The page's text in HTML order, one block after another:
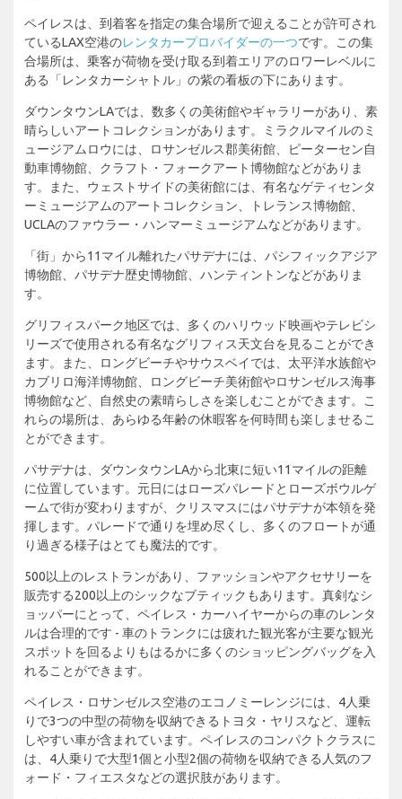
ペイレスは、到着客を指定の集合場所で迎えることが許可され
ているLAX空港のレンタカープロバイダーの一つです。この集
合場所は、乗客が荷物を受け取る到着エリアのロワーレベルに
ある「レンタカーシャトル」の紫の看板の下にあります。
ダウンタウンLAでは、数多くの美術館やギャラリーがあり、素
晴らしいアートコレクションがあります。ミラクルマイルのミ
ュージアムロウには、ロサンゼルス郡美術館、ピーターセン自
動車博物館、クラフト・フォークアート博物館などがありま
す。また、ウェストサイドの美術館には、有名なゲティセンタ
ーミュージアムのアートコレクション、トレランス博物館、
UCLAのファウラー・ハンマーミュージアムなどがあります。
「街」から11マイル離れたパサデナには、パシフィックアジア
博物館、パサデナ歴史博物館、ハンティントンなどがありま
す。
グリフィスパーク地区では、多くのハリウッド映画やテレビシ
リーズで使用される有名なグリフィス天文台を見ることができ
ます。また、ロングビーチやサウスベイでは、太平洋水族館や
カブリロ海洋博物館、ロングビーチ美術館やロサンゼルス海事
博物館など、自然史の素晴らしさを楽しむことができます。こ
れらの場所は、あらゆる年齢の休暇客を何時間も楽しませるこ
とができます。
パサデナは、ダウンタウンLAから北東に短い11マイルの距離
に位置しています。元日にはローズパレードとローズボウルゲ
ームで街が変わりますが、クリスマスにはパサデナが本領を発
揮します。パレードで通りを埋め尽くし、多くのフロートが通
り過ぎる様子はとても魔法的です。
500以上のレストランがあり、ファッションやアクセサリーを
販売する200以上のシックなブティックもあります。真剣なシ
ョッパーにとって、ペイレス・カーハイヤーからの車のレンタ
ルは合理的です - 車のトランクには疲れた観光客が主要な観光
スポットを回るよりもはるかに多くのショッピングバッグを入
れることができます。
ペイレス・ロサンゼルス空港のエコノミーレンジには、4人乗
りで3つの中型の荷物を収納できるトヨタ・ヤリスなど、運転
しやすい車が含まれています。ペイレスのコンパクトクラスに
は、4人乗りで大型1個と小型2個の荷物を収納できる人気のフ
ォード・フィエスタなどの選択肢があります。